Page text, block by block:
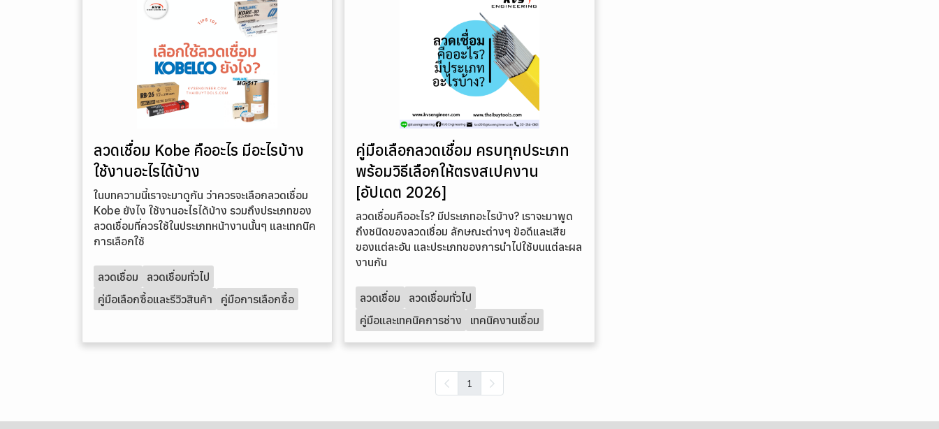
ลวดเชื่อม Kobe คืออะไร มีอะไรบ้าง
ใช้งานอะไรได้บ้าง
ในบทความนี้เราจะมาดูกัน ว่าควรจะเลือกลวดเชื่อม
Kobe ยังไง ใช้งานอะไรได้บ้าง รวมถึงประเภทของ
ลวดเชื่อมที่ควรใช้ในประเภทหน้างานนั้นๆ และเทกนิค
การเลือกใช้
ลวดเชื่อม
ลวดเชื่อมทั่วไป
คู่มือเลือกซื้อและรีวิวสินค้า
คู่มือการเลือกซื้อ
คู่มือเลือกลวดเชื่อม ครบทุกประเภท
พร้อมวิธีเลือกให้ตรงสเปคงาน
[อัปเดต 2026]
ลวดเชื่อมคืออะไร? มีประเภทอะไรบ้าง? เราจะมาพูด
ถึงชนิดของลวดเชื่อม ลักษณะต่างๆ ข้อดีและเสีย
ของแต่ละอัน และประเภทของการนำไปใช้บนแต่ละผล
งานกัน
ลวดเชื่อม
ลวดเชื่อมทั่วไป
คู่มือและเทคนิคการช่าง
เทคนิคงานเชื่อม
1